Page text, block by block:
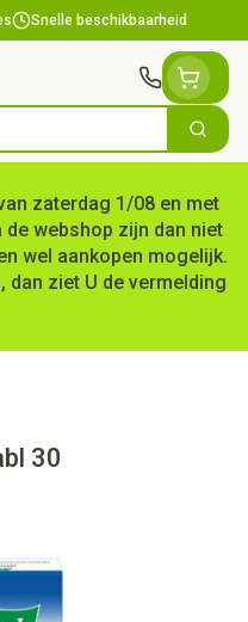
Snelle beschikbaarheid
Zoek
zaterdag 1/08 en met
webshop zijn dan niet
wel aankopen mogelijk.
ziet U de vermelding
30